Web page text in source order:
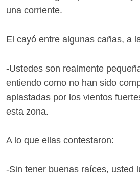
una corriente.
El cayó entre algunas cañas, a
-Ustedes son realmente
entiendo como no han sido
aplastadas por los vientos
esta zona.
A lo que ellas contestaron:
-Sin tener buenas raíces, usted